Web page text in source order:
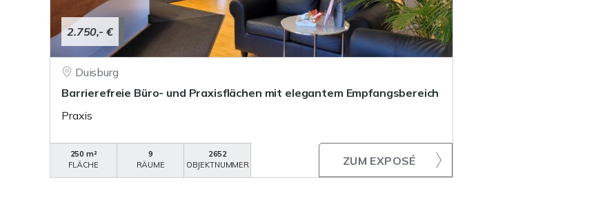
2.750,- €
Duisburg
Barrierefreie Büro- und Praxisflächen mit elegantem Empfangsbereich
Praxis
250 m²
FLÄCHE
9
RÄUME
2652
OBJEKTNUMMER
ZUM EXPOSÉ